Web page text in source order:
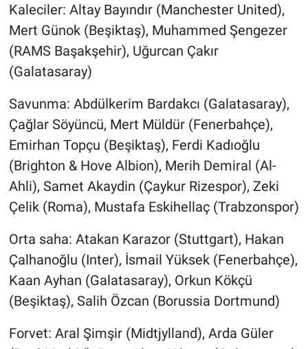
Kaleciler: Altay Bayındır (Manchester United),
Mert Günok (Beşiktaş), Muhammed Şengezer
(RAMS Başakşehir), Uğurcan Çakır
(Galatasaray)
Savunma: Abdülkerim Bardakcı (Galatasaray),
Çağlar Söyüncü, Mert Müldür (Fenerbahçe),
Emirhan Topçu (Beşiktaş), Ferdi Kadıoğlu
(Brighton & Hove Albion), Merih Demiral (Al-
Ahli), Samet Akaydin (Çaykur Rizespor), Zeki
Çelik (Roma), Mustafa Eskihellaç (Trabzonspor)
Orta saha: Atakan Karazor (Stuttgart), Hakan
Çalhanoğlu (Inter), İsmail Yüksek (Fenerbahçe),
Kaan Ayhan (Galatasaray), Orkun Kökçü
(Beşiktaş), Salih Özcan (Borussia Dortmund)
Forvet: Aral Şimşir (Midtjylland), Arda Güler